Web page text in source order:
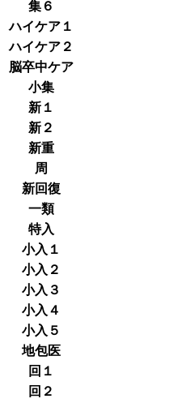
集６
ハイケア１
ハイケア２
脳卒中ケア
小集
新１
新２
新重
周
新回復
一類
特入
小入１
小入２
小入３
小入４
小入５
地包医
回１
回２